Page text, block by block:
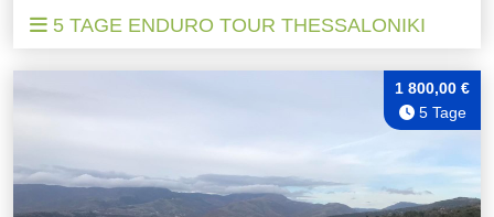
5 TAGE ENDURO TOUR THESSALONIKI
1 800,00 €
5 Tage